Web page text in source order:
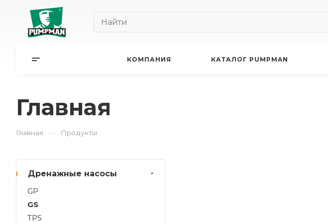
КОМПАНИЯ КАТАЛОГ PUMPMAN
Главная
Главная — Продукты
Дренажные насосы
GP
GS
TPS